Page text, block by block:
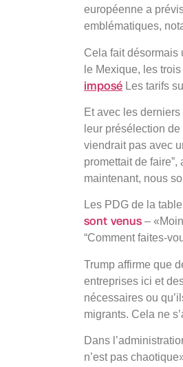
européenne a
emblématiques,
Cela fait désormais
le Mexique, les
imposé Les tarifs
Et avec les
leur présélection
viendrait pas avec
promettait de
maintenant, nous
Les PDG de la
sont venus –
“Comment faites-
Trump affirme que
entreprises ici et
nécessaires ou
migrants. Cela ne
Dans
n’est pas